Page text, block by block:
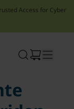
Access for Cyber